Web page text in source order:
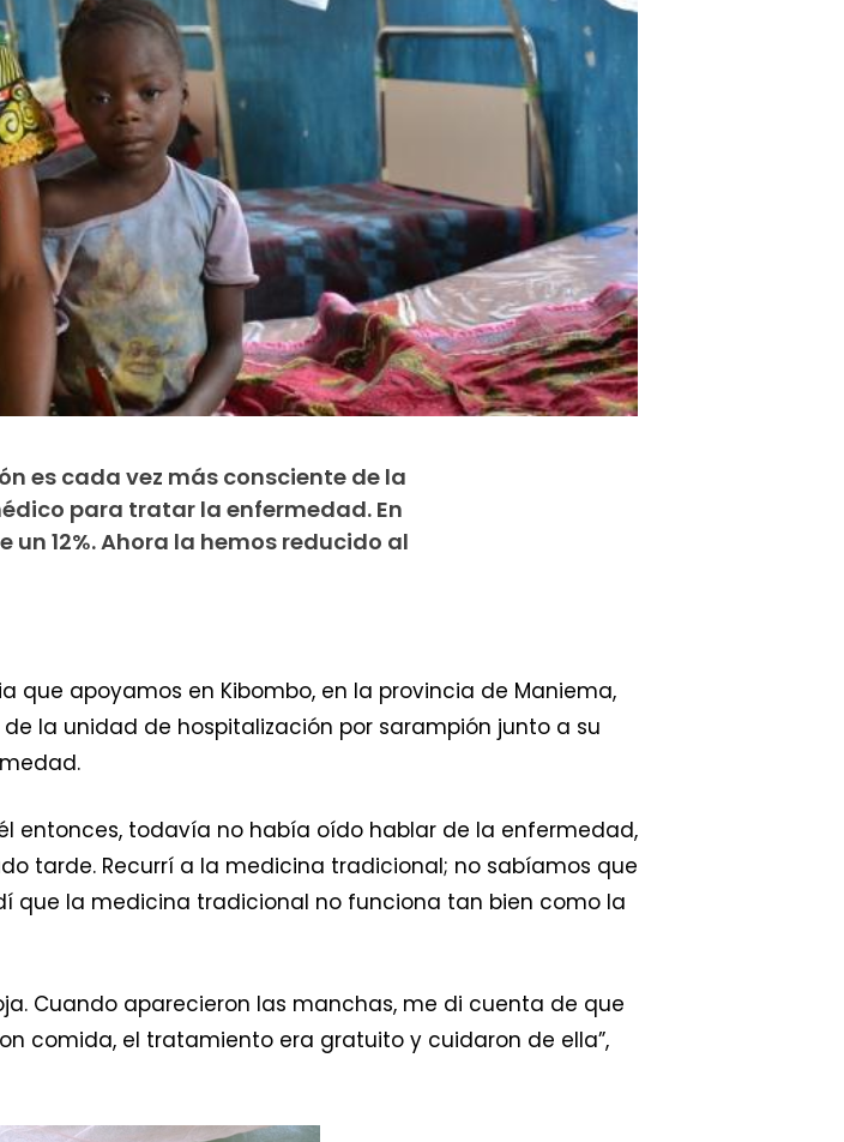
es cada vez más consciente de la
para tratar la enfermedad. En
12%. Ahora la hemos reducido al
que apoyamos en Kibombo, en la provincia de Maniema,
la unidad de hospitalización por sarampión junto a su
entonces, todavía no había oído hablar de la enfermedad,
tarde. Recurrí a la medicina tradicional; no sabíamos que
que la medicina tradicional no funciona tan bien como la
Cuando aparecieron las manchas, me di cuenta de que
comida, el tratamiento era gratuito y cuidaron de ella”,